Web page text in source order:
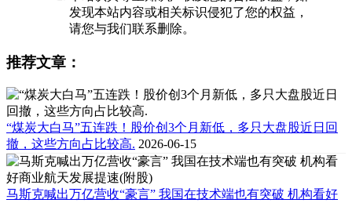
发现本站内容或相关标识侵犯了您的权益，
请您与我们联系删除。
推荐文章：
“煤炭大白马”五连跌！股价创3个月新低，多只大盘股近日回
撤，这些方向占比较高. 2026-06-15
马斯克喊出万亿营收“豪言” 我国在技术端也有突破 机构看好